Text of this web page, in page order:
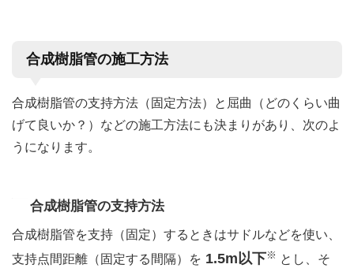
合成樹脂管の施工方法
合成樹脂管の支持方法（固定方法）と屈曲（どのくらい曲
げて良いか？）などの施工方法にも決まりがあり、次のよ
うになります。
合成樹脂管の支持方法
合成樹脂管を支持（固定）するときはサドルなどを使い、
支持点間距離（固定する間隔）を 1.5m以下※ とし、そ